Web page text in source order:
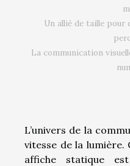
Un allié de taille pour
La communication
L’univers de la
vitesse de la lumière.
affiche statique